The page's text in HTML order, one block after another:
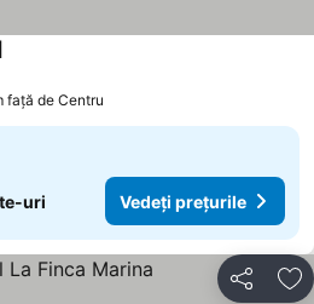
Vedeți prețurile
faţă de Centru
uri Vedeți prețurile
Distribuiți